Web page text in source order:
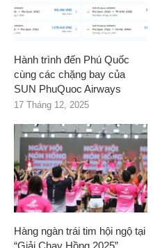
Hành trình đến Phú Quốc
cùng các chặng bay của
SUN PhuQuoc Airways
17 Tháng 12, 2025
Hàng ngàn trái tim hội ngộ tại